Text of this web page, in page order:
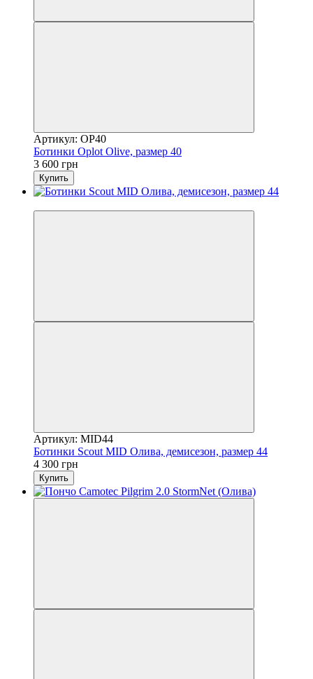
Артикул: OP40
Ботинки Oplot Olive, размер 40
3 600 грн
Купить
Артикул: MID44
Ботинки Scout MID Олива, демисезон, размер 44
4 300 грн
Купить